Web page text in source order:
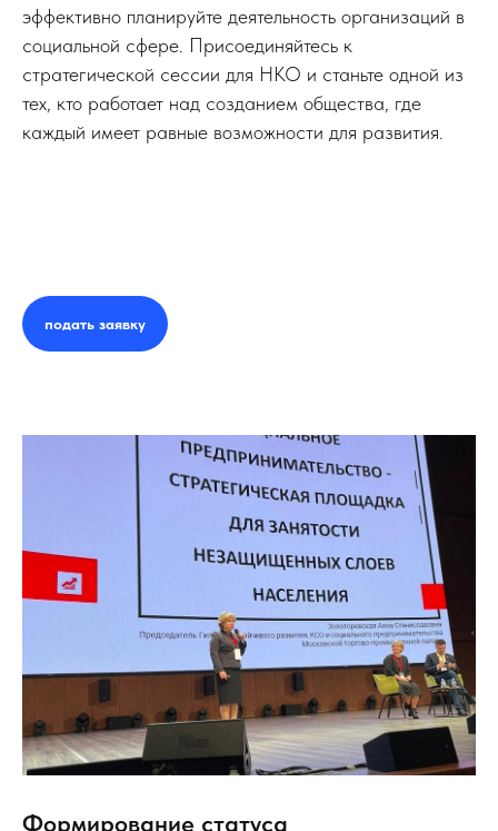
эффективно планируйте деятельность организаций в
социальной сфере. Присоединяйтесь к
стратегической сессии для НКО и станьте одной из
тех, кто работает над созданием общества, где
каждый имеет равные возможности для развития.
подать заявку
Формирование статуса